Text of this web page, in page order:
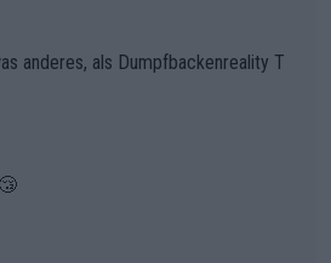
anderes, als Dumpfbackenreality T